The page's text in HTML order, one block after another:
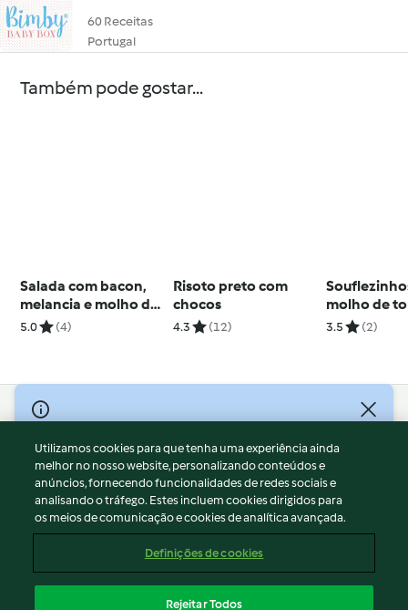
60 Receitas
Portugal
Também pode gostar...
Salada com bacon,
melancia e molho de
iogurte
5.0 (4)
Risoto preto com
chocos
4.3 (12)
molho de
arroz de
3.5 (2)
© Copyright 2026
Termos de Utilização
Aviso sobre Proteção de Dados
Aviso
Apoio legal
Conteúdo do relatório
Utilizamos cookies para que tenha uma experiência ainda
melhor no nosso website, personalizando conteúdos e
anúncios, fornecendo funcionalidades de redes sociais e
analisando o tráfego. Estes incluem cookies dirigidos para
os meios de comunicação e cookies de analítica avançada.
Definições de cookies
Rejeitar Todos